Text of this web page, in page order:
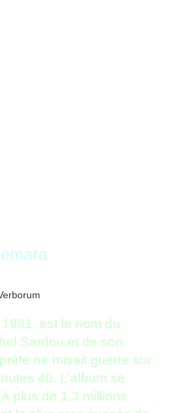
est le nom du
Sardou,et de son
ne misait guerre sur
40. L'album se
plus de 1,3 millions